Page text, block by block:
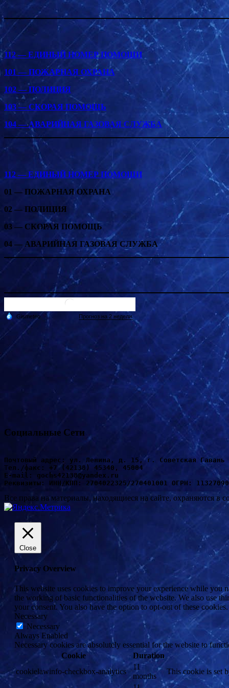
112 — ЕДИНЫЙ НОМЕР ПОМОЩИ
101 — ПОЖАРНАЯ ОХРАНА
102 — ПОЛИЦИЯ
103 — СКОРАЯ ПОМОЩЬ
104 — АВАРИЙНАЯ ГАЗОВАЯ СЛУЖБА
112 — ЕДИНЫЙ НОМЕР ПОМОЩИ
01 — ПОЖАРНАЯ ОХРАНА
02 — ПОЛИЦИЯ
03 — СКОРАЯ ПОМОЩЬ
04 — АВАРИЙНАЯ ГАЗОВАЯ СЛУЖБА
Социальные Сети
Почтовый адрес: ул. Ленина, д. 15, г. Советская Гавань
Тел./факс: +7 (42138) 45340, 45004
Е-mail: gochs42138@yandex.ru
Реквизиты: ИНН/КПП: 2704022325/270401001 ОГРН:
Все права на материалы, находящиеся на сайте, охраняются в
Close
Privacy Overview
This website uses cookies to improve your experience while you
the working of basic functionalities of the website. We also use
your consent. You also have the option to opt-out of these
Necessary
Necessary
Always Enabled
Necessary cookies are absolutely essential for the website to
Cookie
Duration
cookielawinfo-checkbox-analytics
11
months
This cookie is set